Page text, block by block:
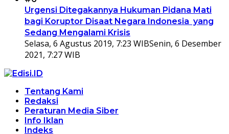
Urgensi Ditegakannya Hukuman Pidana Mati
bagi Koruptor Disaat Negara Indonesia yang
Sedang Mengalami Krisis
Selasa, 6 Agustus 2019, 7:23 WIBSenin, 6 Desember
2021, 7:27 WIB
Tentang Kami
Redaksi
Peraturan Media Siber
Info Iklan
Indeks